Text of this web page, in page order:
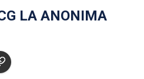
LA ANONIMA